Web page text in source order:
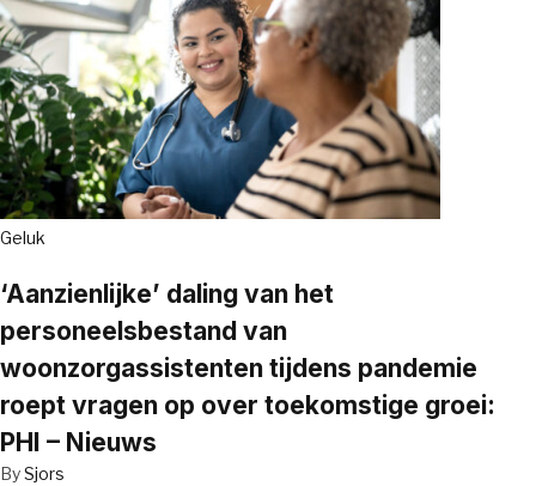
Geluk
‘Aanzienlijke’ daling van het
personeelsbestand van
woonzorgassistenten tijdens pandemie
roept vragen op over toekomstige groei:
PHI – Nieuws
BySjors